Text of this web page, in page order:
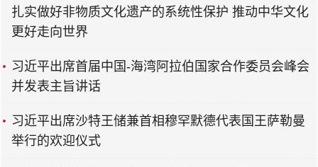
扎实做好非物质文化遗产的系统性保护 推动中华文化
更好走向世界
习近平出席首届中国-海湾阿拉伯国家合作委员会峰会
并发表主旨讲话
习近平出席沙特王储兼首相穆罕默德代表国王萨勒曼
举行的欢迎仪式